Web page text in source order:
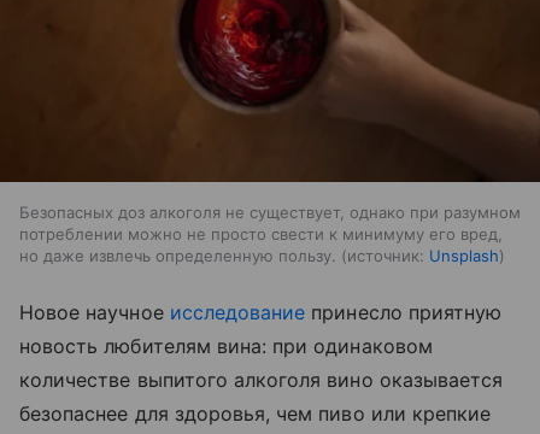
Безопасных доз алкоголя не существует, однако при разумном
потреблении можно не просто свести к минимуму его вред,
но даже извлечь определенную пользу.
источник: Unsplash
Новое научное исследование принесло приятную
новость любителям вина: при одинаковом
количестве выпитого алкоголя вино оказывается
безопаснее для здоровья, чем пиво или крепкие